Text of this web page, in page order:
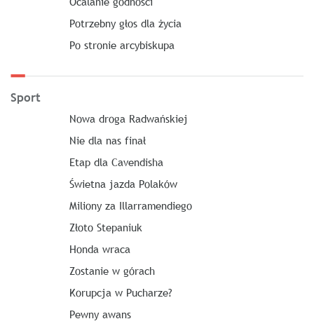
Potrzebny głos dla życia
Po stronie arcybiskupa
Sport
Nowa droga Radwańskiej
Nie dla nas finał
Etap dla Cavendisha
Świetna jazda Polaków
Miliony za Illarramendiego
Złoto Stepaniuk
Honda wraca
Zostanie w górach
Korupcja w Pucharze?
Pewny awans